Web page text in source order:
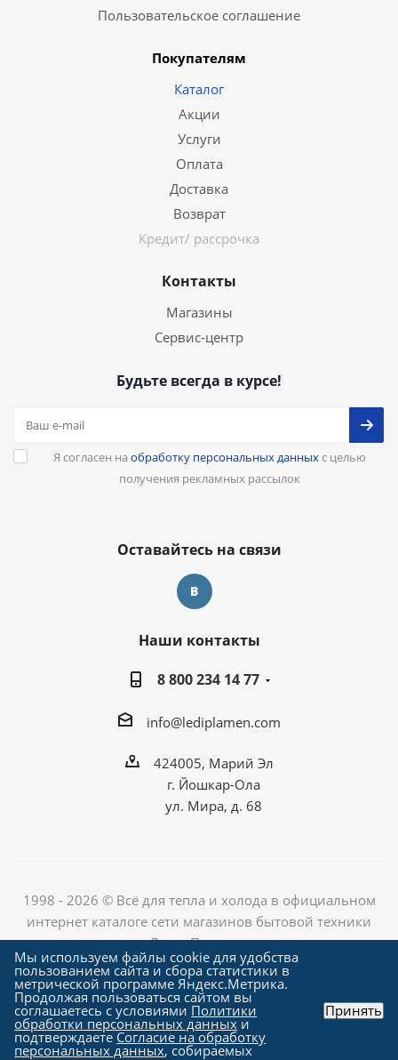
Пользовательское соглашение
Покупателям
Каталог
Акции
Услуги
Оплата
Доставка
Возврат
Кредит/ рассрочка
Контакты
Магазины
Сервис-центр
Будьте всегда в курсе!
Я согласен на обработку персональных данныхс целью
получения рекламных рассылок
Оставайтесь на связи
Наши контакты
8 800 234 14 77
info@lediplamen.com
424005, Марий Эл
г. Йошкар-Ола
ул. Мира, д. 68
1998 - 2026 © Всё для тепла и холода в официальном
интернет каталоге сети магазинов бытовой техники
«Лед и Пламень»
Создание сайта компания
"Алроникс"
Мы используем файлы cookie для удобства
пользованием сайта и сбора статистики в
метрической программе Яндекс.Метрика.
Продолжая пользоваться сайтом вы
соглашаетесь с условиями Политики
обработки персональных данных и
подтверждаете Согласие на обработку
персональных данных, собираемых
Принять